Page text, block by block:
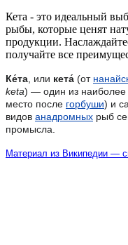
Кета - это идеальный
рыбы, которые ценят
продукции.
получайте все
Ке́та , или кета́ (от
keta) — один из наиболее
место после горбуши) и
видов анадромных рыб
промысла.
Материал из Википедии —